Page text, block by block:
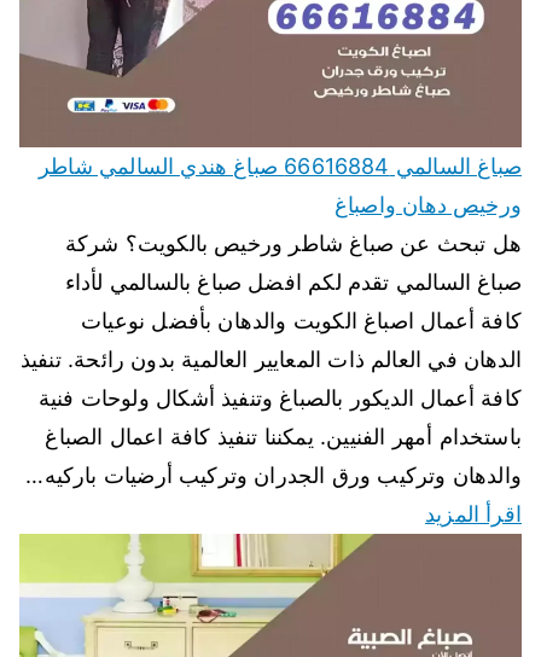
صباغ السالمي 66616884 صباغ هندي السالمي شاطر
ورخيص دهان واصباغ
هل تبحث عن صباغ شاطر ورخيص بالكويت؟ شركة
صباغ السالمي تقدم لكم افضل صباغ بالسالمي لأداء
كافة أعمال اصباغ الكويت والدهان بأفضل نوعيات
الدهان في العالم ذات المعايير العالمية بدون رائحة. تنفيذ
كافة أعمال الديكور بالصباغ وتنفيذ أشكال ولوحات فنية
باستخدام أمهر الفنيين. يمكننا تنفيذ كافة اعمال الصباغ
والدهان وتركيب ورق الجدران وتركيب أرضيات باركيه…
اقرأ المزيد